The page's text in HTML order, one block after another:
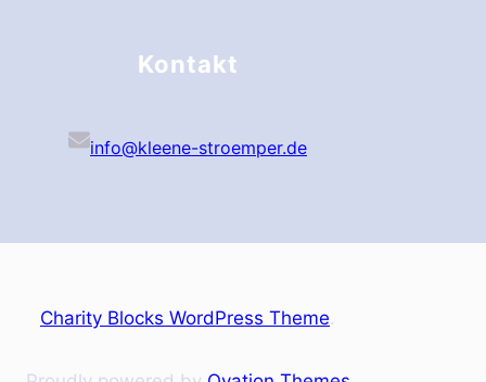
Kontakt
info@kleene-stroemper.de
Charity Blocks WordPress Theme.